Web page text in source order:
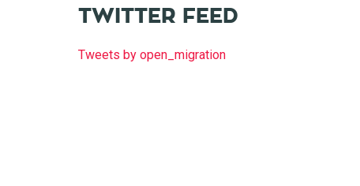
TWITTER FEED
Tweets by open_migration